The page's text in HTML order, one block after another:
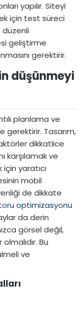
yapılır. Siteyi
için test süreci
düzenli
geliştirme
gerektirir.
düşünmeyi
planlama ve
Tasarım,
dikkatlice
karşılamak ve
yaratıcı
mobil
de dikkate
optimizasyonu
da derin
görsel değil,
Bu
ve